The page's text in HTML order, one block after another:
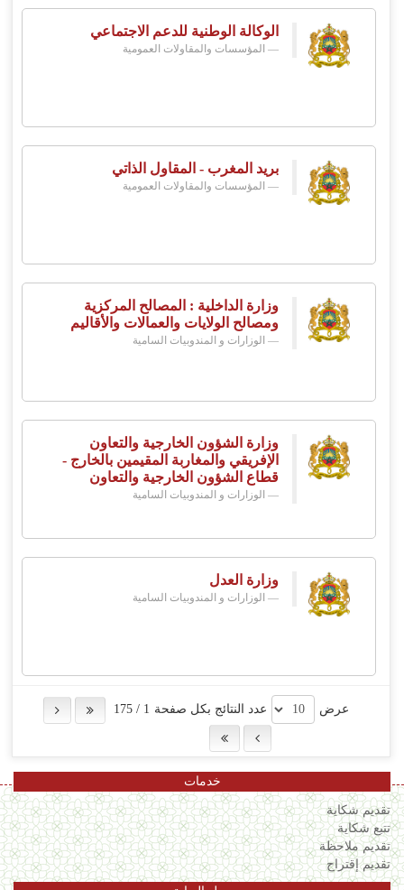
الوكالة الوطنية للدعم الاجتماعي
المؤسسات والمقاولات العمومية
بريد المغرب - المقاول الذاتي
المؤسسات والمقاولات العمومية
وزارة الداخلية : المصالح المركزية
ومصالح الولايات والعمالات والأقاليم
الوزارات و المندوبيات السامية
وزارة الشؤون الخارجية والتعاون
الإفريقي والمغاربة المقيمين بالخارج -
قطاع الشؤون الخارجية والتعاون
الوزارات و المندوبيات السامية
وزارة العدل
الوزارات و المندوبيات السامية
عرض عدد النتائج بكل صفحة 1
/
175
خدمات
تقديم شكاية
تتبع شكاية
تقديم ملاحظة
تقديم إقتراح